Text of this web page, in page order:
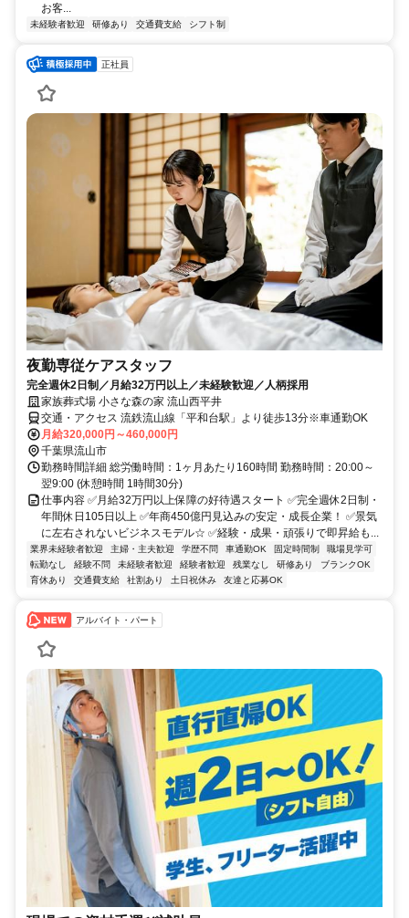
お客...
未経験者歓迎 研修あり 交通費支給 シフト制
正社員
夜勤専従ケアスタッフ
完全週休2日制／月給32万円以上／未経験歓迎／人柄採用
家族葬式場 小さな森の家 流山西平井
交通・アクセス 流鉄流山線「平和台駅」より徒歩13分※車通勤OK
月給320,000円～460,000円
千葉県流山市
勤務時間詳細 総労働時間：1ヶ月あたり160時間 勤務時間：20:00～
翌9:00 (休憩時間 1時間30分)
仕事内容 ✅月給32万円以上保障の好待遇スタート ✅完全週休2日制・
年間休日105日以上 ✅年商450億円見込みの安定・成長企業！ ✅景気
に左右されないビジネスモデル☆ ✅経験・成果・頑張りで即昇給も...
業界未経験者歓迎 主婦・主夫歓迎 学歴不問 車通勤OK 固定時間制
職場見学可
転勤なし
経験不問 未経験者歓迎 経験者歓迎 残業なし 研修あり
ブランクOK
育休あり
交通費支給 社割あり 土日祝休み 友達と応募OK
アルバイト・パート